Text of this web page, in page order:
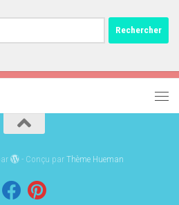
- Conçu parThème Hueman